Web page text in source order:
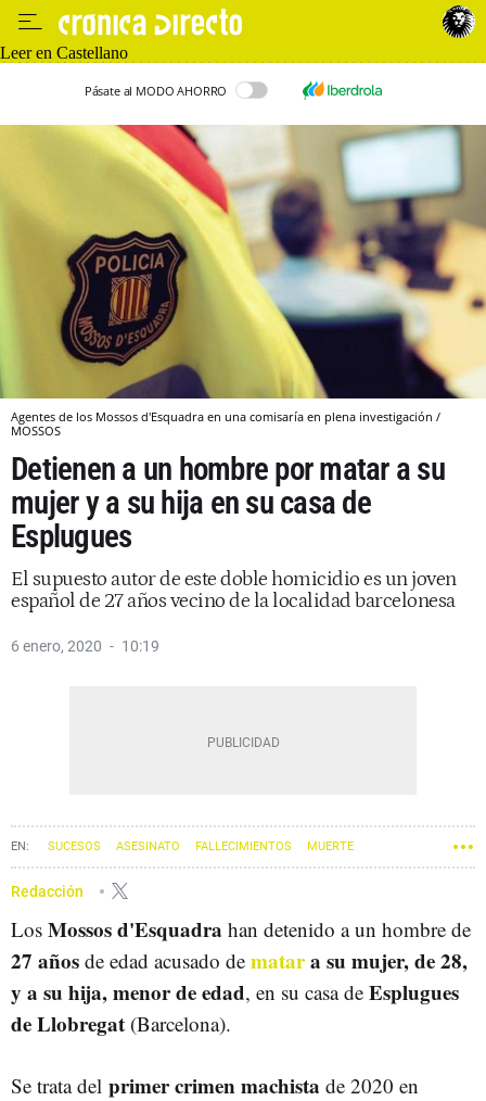
Leer en Castellano
Pásate al MODO AHORRO
Agentes de los Mossos d'Esquadra en una comisaría en plena investigación /
MOSSOS
Detienen a un hombre por matar a su
mujer y a su hija en su casa de
Esplugues
El supuesto autor de este doble homicidio es un joven
español de 27 años vecino de la localidad barcelonesa
6 enero, 2020 10:19
SUCESOS ASESINATO FALLECIMIENTOS MUERTE
Redacción
Los Mossos d'Esquadra han detenido a un hombre de
27 años de edad acusado de matara su mujer, de 28,
y a su hija, menor de edad, en su casa de Esplugues
de Llobregat (Barcelona).
Se trata del primer crimen machista de 2020 en